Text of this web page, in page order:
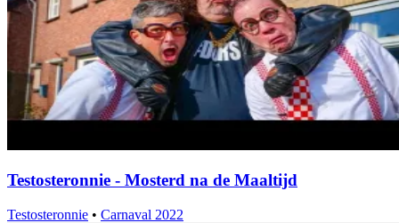
Testosteronnie - Mosterd na de Maaltijd
Testosteronnie • Carnaval 2022